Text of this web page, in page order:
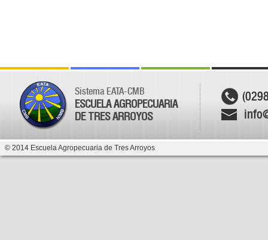
Sistema EATA-CMB
ESCUELA AGROPECUARIA
DE TRES ARROYOS
© 2014 Escuela Agropecuaria de Tres Arroyos